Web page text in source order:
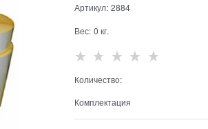
Артикул: 2884
Вес: 0 кг.
Количество:
Комплектация